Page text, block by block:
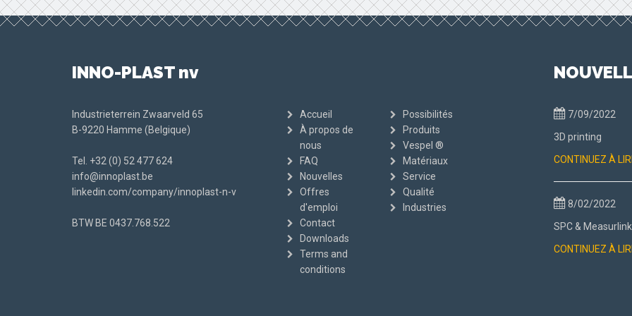
INNO-PLAST nv
Industrieterrein Zwaarveld 65
B-9220 Hamme (Belgique)
Tel. +32 (0) 52 477 624
info@innoplast.be
linkedin.com/company/innoplast-n-v
BTW BE 0437.768.522
Accueil
À propos de
nous
FAQ
Nouvelles
Offres
d'emploi
Contact
Downloads
Terms and
conditions
Possibilités
Produits
Vespel ®
Matériaux
Service
Qualité
Industries
7/09/2022
3D printing
CONTINUEZ À
8/02/2022
SPC & Measurlink
CONTINUEZ À